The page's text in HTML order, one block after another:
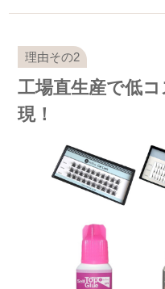
工場直生産で低
現！